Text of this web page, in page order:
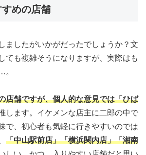
めの店舗
ましたがいかがだったでしょうか？文
ても複雑そうになりますが、実際はも
。
店舗ですが、個人的な意見では「ひば
します。イケメンな店主に二郎の中で
で、初心者も気軽に行きやすいのでは
「中山駅前店」「横浜関内店」「湘南